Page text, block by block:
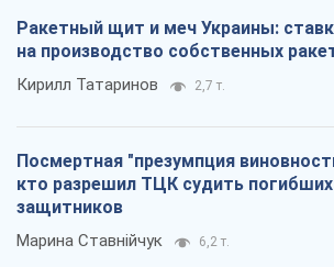
Ракетный щит и меч Украины:
на производство собственных
Кирилл Татаринов 2,7 т.
Посмертная "презумпция
кто разрешил ТЦК судить погибших
защитников
Марина Ставнійчук 6,2 т.